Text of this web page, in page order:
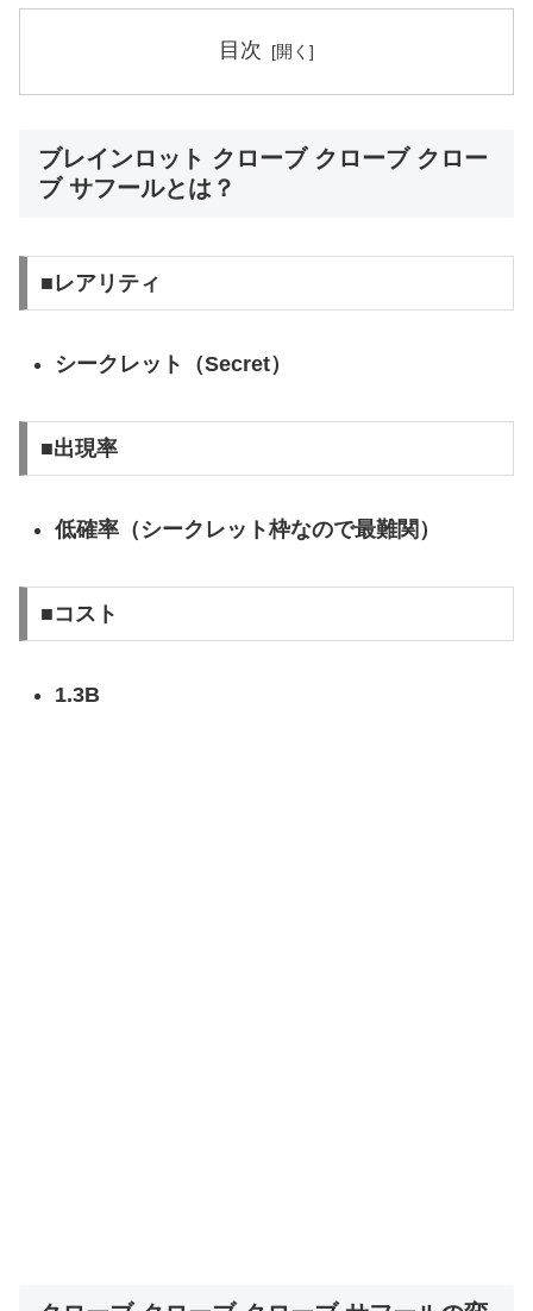
目次
ブレインロット クローブ クローブ クロー
ブ サフールとは？
■レアリティ
シークレット（Secret）
■出現率
低確率（シークレット枠なので最難関）
■コスト
1.3B